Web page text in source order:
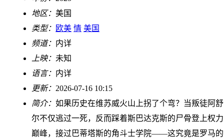
地区： 美国
类型： 欧美 情 美国
频道： 内详
上映： 未知
语言： 内详
更新： 2026-07-16 10:15
简介： 如果历史在维苏威火山上拐了个弯？当叛徒阿舒
尔不仅逃过一死，反而踩着斯巴达克斯的尸骨登上权力
巅峰，接过巴蒂塔斯的角斗士学院——这究竟是罗马的